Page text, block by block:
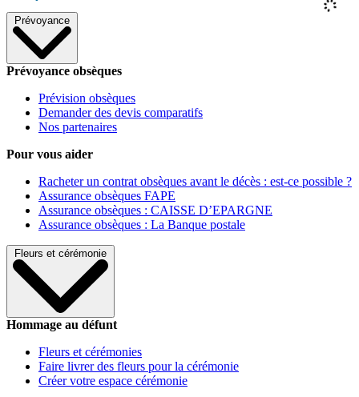
Prévoyance
Prévoyance obsèques
Prévision obsèques
Demander des devis comparatifs
Nos partenaires
Pour vous aider
Racheter un contrat obsèques avant le décès : est-ce possible ?
Assurance obsèques FAPE
Assurance obsèques : CAISSE D’EPARGNE
Assurance obsèques : La Banque postale
Fleurs et cérémonie
Hommage au défunt
Fleurs et cérémonies
Faire livrer des fleurs pour la cérémonie
Créer votre espace cérémonie